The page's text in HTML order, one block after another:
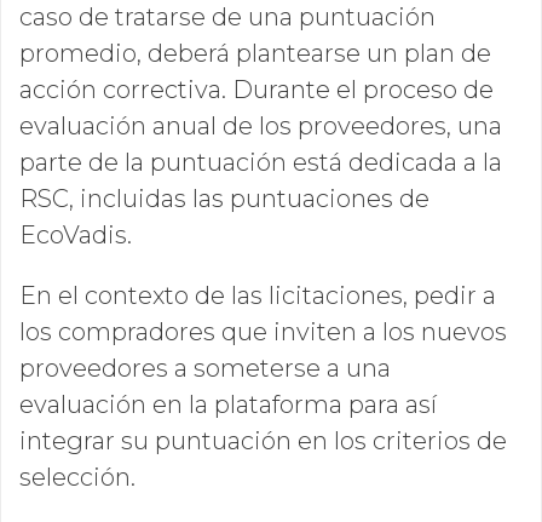
caso de tratarse de una puntuación
promedio, deberá plantearse un plan de
acción correctiva. Durante el proceso de
evaluación anual de los proveedores, una
parte de la puntuación está dedicada a la
RSC, incluidas las puntuaciones de
EcoVadis.
En el contexto de las licitaciones, pedir a
los compradores que inviten a los nuevos
proveedores a someterse a una
evaluación en la plataforma para así
integrar su puntuación en los criterios de
selección.